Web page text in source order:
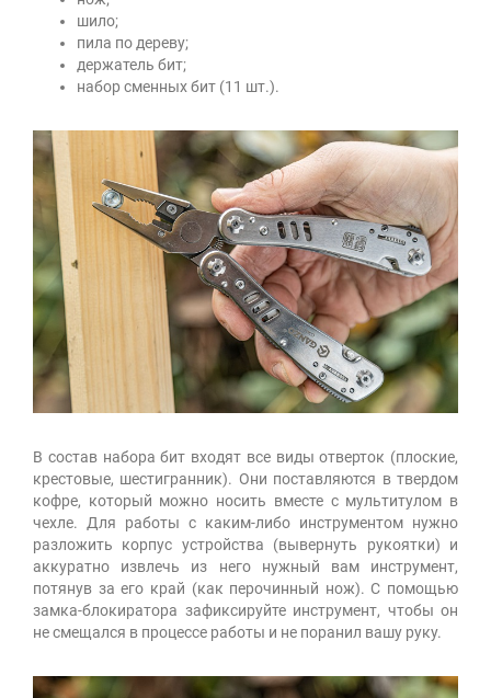
шило;
пила по дереву;
держатель бит;
набор сменных бит (11 шт.).
В состав набора бит входят все виды отверток (плоские,
крестовые, шестигранник). Они поставляются в твердом
кофре, который можно носить вместе с мультитулом в
чехле. Для работы с каким-либо инструментом нужно
разложить корпус устройства (вывернуть рукоятки) и
аккуратно извлечь из него нужный вам инструмент,
потянув за его край (как перочинный нож). С помощью
замка-блокиратора зафиксируйте инструмент, чтобы он
не смещался в процессе работы и не поранил вашу руку.